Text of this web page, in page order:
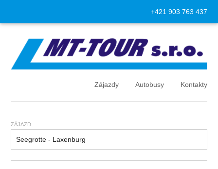
+421 903 763 437
Zájazdy Autobusy Kontakty
ZÁJAZD